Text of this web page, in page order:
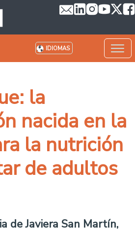
IDIOMAS
la
nacida en la
la nutrición
de adultos
de Javiera San Martín,